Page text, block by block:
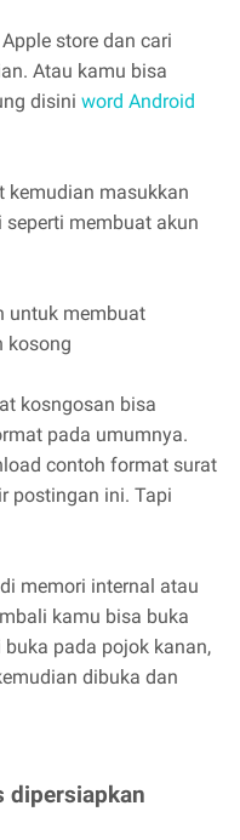
store dan cari
Atau kamu bisa
disini word Android
kemudian masukkan
membuat akun
untuk membuat
kosong
kosngosan bisa
pada umumnya.
contoh format surat
postingan ini. Tapi
memori internal atau
kamu bisa buka
pada pojok kanan,
dibuka dan
dipersiapkan